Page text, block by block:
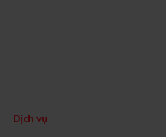
Dịch vụ